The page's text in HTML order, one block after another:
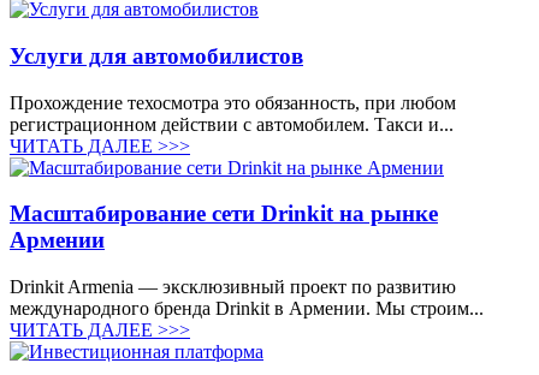
Услуги для автомобилистов
Прохождение техосмотра это обязанность, при любом
регистрационном действии с автомобилем. Такси и...
ЧИТАТЬ ДАЛЕЕ >>>
Масштабирование сети Drinkit на рынке
Армении
Drinkit Armenia — эксклюзивный проект по развитию
международного бренда Drinkit в Армении. Мы строим...
ЧИТАТЬ ДАЛЕЕ >>>